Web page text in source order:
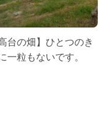
高台の畑】ひとつのき
一粒もないです。